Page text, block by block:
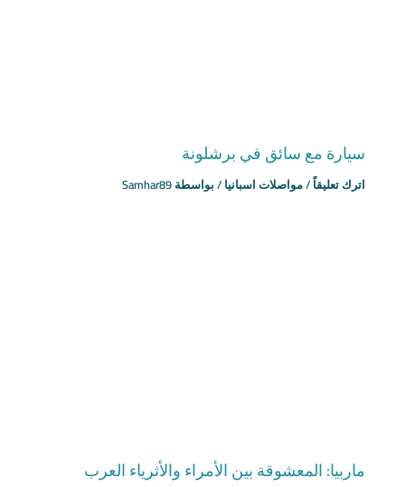
سيارة مع سائق في برشلونة
اترك تعليقاً/مواصلات اسبانيا/ بواسطةSamhar89
ماربيا: المعشوقة بين الأمراء والأثرياء العرب